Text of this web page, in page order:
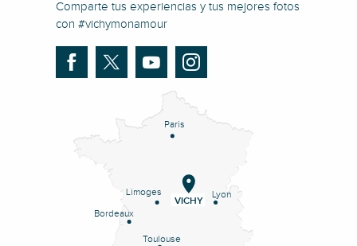
Comparte tus experiencias y tus mejores fotos
con #vichymonamour
Paris
Lyon
Limoges
Bordeaux
Toulouse
VICHY